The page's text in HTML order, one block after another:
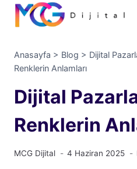
İçeriğe
geç
Anasayfa > Blog > Dijital
Renklerin Anlamları
Dijital
Renklerin
MCG Dijital 4 Haziran 2025